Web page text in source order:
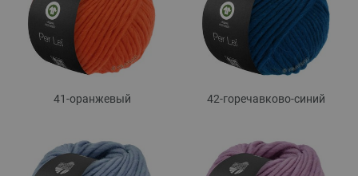
41-оранжевый 42-горечавково-синий